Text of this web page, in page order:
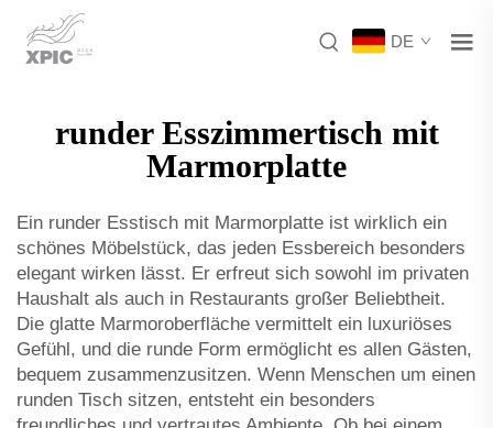
DE
runder Esszimmertisch mit
Marmorplatte
Ein runder Esstisch mit Marmorplatte ist wirklich ein
schönes Möbelstück, das jeden Essbereich besonders
elegant wirken lässt. Er erfreut sich sowohl im privaten
Haushalt als auch in Restaurants großer Beliebtheit.
Die glatte Marmoroberfläche vermittelt ein luxuriöses
Gefühl, und die runde Form ermöglicht es allen Gästen,
bequem zusammenzusitzen. Wenn Menschen um einen
runden Tisch sitzen, entsteht ein besonders